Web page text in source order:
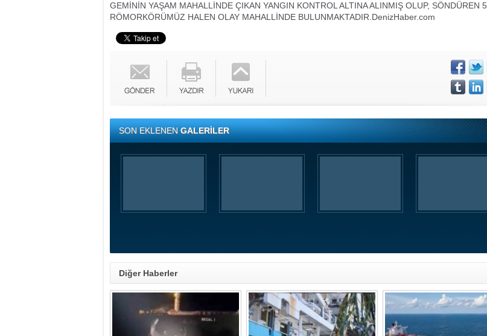
GEMİNİN YAŞAM MAHALLİNDE ÇIKAN YANGIN KONTROL ALTINA ALINMIŞ OLUP, SÖNDÜREN 5
RÖMORKÖRÜMÜZ HALEN OLAY MAHALLİNDE BULUNMAKTADIR. DenizHaber.com
SON EKLENENGALERİLER
Diğer Haberler